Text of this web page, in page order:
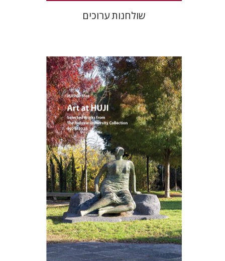
שולחנות ערוכים
מיכל מור
הנחת אתר ספר מודפס
$85
$76